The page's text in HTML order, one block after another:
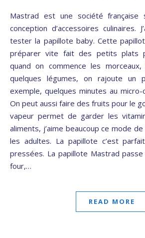
Mastrad est une société française spécialisée dans la
conception d’accessoires culinaires.
tester la papillote baby. Cette
préparer vite fait des petits plats
quand on commence les
quelques légumes, on rajoute un
exemple, quelques minutes au
On peut aussi faire des fruits pour le
vapeur permet de garder les
aliments, j’aime beaucoup ce mode
les adultes. La papillote c’est
pressées. La papillote Mastrad
four,…
READ MORE